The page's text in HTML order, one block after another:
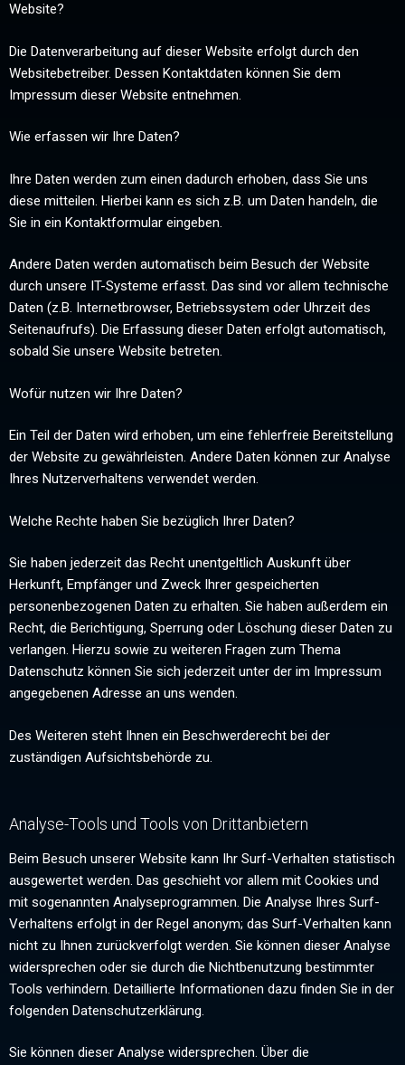
Website?
Die Datenverarbeitung auf dieser Website erfolgt durch den
Websitebetreiber. Dessen Kontaktdaten können Sie dem
Impressum dieser Website entnehmen.
Wie erfassen wir Ihre Daten?
Ihre Daten werden zum einen dadurch erhoben, dass Sie uns
diese mitteilen. Hierbei kann es sich z.B. um Daten handeln, die
Sie in ein Kontaktformular eingeben.
Andere Daten werden automatisch beim Besuch der Website
durch unsere IT-Systeme erfasst. Das sind vor allem technische
Daten (z.B. Internetbrowser, Betriebssystem oder Uhrzeit des
Seitenaufrufs). Die Erfassung dieser Daten erfolgt automatisch,
sobald Sie unsere Website betreten.
Wofür nutzen wir Ihre Daten?
Ein Teil der Daten wird erhoben, um eine fehlerfreie Bereitstellung
der Website zu gewährleisten. Andere Daten können zur Analyse
Ihres Nutzerverhaltens verwendet werden.
Welche Rechte haben Sie bezüglich Ihrer Daten?
Sie haben jederzeit das Recht unentgeltlich Auskunft über
Herkunft, Empfänger und Zweck Ihrer gespeicherten
personenbezogenen Daten zu erhalten. Sie haben außerdem ein
Recht, die Berichtigung, Sperrung oder Löschung dieser Daten zu
verlangen. Hierzu sowie zu weiteren Fragen zum Thema
Datenschutz können Sie sich jederzeit unter der im Impressum
angegebenen Adresse an uns wenden.
Des Weiteren steht Ihnen ein Beschwerderecht bei der
zuständigen Aufsichtsbehörde zu.
Analyse-Tools und Tools von Drittanbietern
Beim Besuch unserer Website kann Ihr Surf-Verhalten statistisch
ausgewertet werden. Das geschieht vor allem mit Cookies und
mit sogenannten Analyseprogrammen. Die Analyse Ihres Surf-
Verhaltens erfolgt in der Regel anonym; das Surf-Verhalten kann
nicht zu Ihnen zurückverfolgt werden. Sie können dieser Analyse
widersprechen oder sie durch die Nichtbenutzung bestimmter
Tools verhindern. Detaillierte Informationen dazu finden Sie in der
folgenden Datenschutzerklärung.
Sie können dieser Analyse widersprechen. Über die